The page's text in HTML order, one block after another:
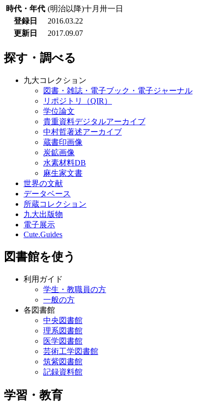
時代・年代 (明治以降)十月卅一日
登録日
2016.03.22
更新日
2017.09.07
探す・調べる
九大コレクション
図書・雑誌・電子ブック・電子ジャーナル
リポジトリ（QIR）
学位論文
貴重資料デジタルアーカイブ
中村哲著述アーカイブ
蔵書印画像
炭鉱画像
水素材料DB
麻生家文書
世界の文献
データベース
所蔵コレクション
九大出版物
電子展示
Cute.Guides
図書館を使う
利用ガイド
学生・教職員の方
一般の方
各図書館
中央図書館
理系図書館
医学図書館
芸術工学図書館
筑紫図書館
記録資料館
学習・教育